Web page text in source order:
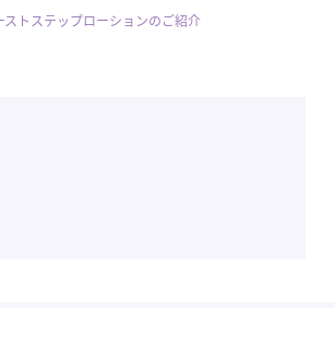
ストステップローションのご紹介